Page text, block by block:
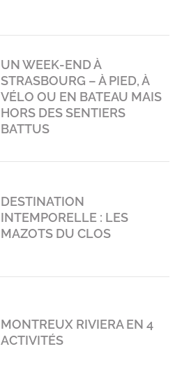
UN WEEK-END À
STRASBOURG – À PIED, À
VÉLO OU EN BATEAU MAIS
HORS DES SENTIERS
BATTUS
DESTINATION
INTEMPORELLE : LES
MAZOTS DU CLOS
MONTREUX RIVIERA EN 4
ACTIVITÉS